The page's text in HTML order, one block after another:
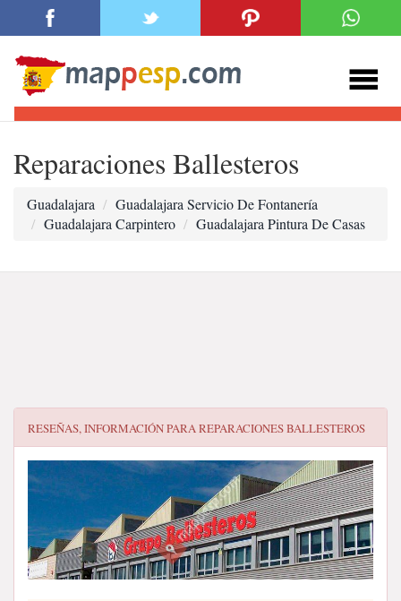
Reparaciones Ballesteros
Guadalajara
Guadalajara Servicio De Fontanería
Guadalajara Carpintero
Guadalajara Pintura De Casas
RESEÑAS, INFORMACIÓN PARAREPARACIONES BALLESTEROS